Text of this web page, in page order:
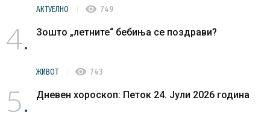
АКТУЕЛНО visibility 749
4 Зошто „летните“ бебиња се поздрави?
ЖИВОТ visibility 743
5 Дневен хороскоп: Петок 24. Јули 2026 година